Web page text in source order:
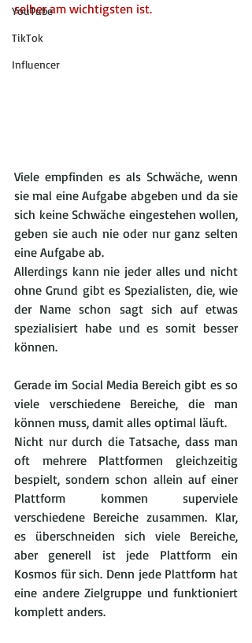
YouTube
TikTok
Influencer
selber am wichtigsten ist.
Viele empfinden es als Schwäche, wenn
sie mal eine Aufgabe abgeben und da sie
sich keine Schwäche eingestehen wollen,
geben sie auch nie oder nur ganz selten
eine Aufgabe ab.
Allerdings kann nie jeder alles und nicht
ohne Grund gibt es Spezialisten, die, wie
der Name schon sagt sich auf etwas
spezialisiert habe und es somit besser
können.
Gerade im Social Media Bereich gibt es so
viele verschiedene Bereiche, die man
können muss, damit alles optimal läuft.
Nicht nur durch die Tatsache, dass man
oft mehrere Plattformen gleichzeitig
bespielt, sondern schon allein auf einer
Plattform kommen superviele
verschiedene Bereiche zusammen. Klar,
es überschneiden sich viele Bereiche,
aber generell ist jede Plattform ein
Kosmos für sich. Denn jede Plattform hat
eine andere Zielgruppe und funktioniert
komplett anders.